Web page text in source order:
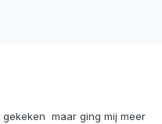
maar ging mij meer